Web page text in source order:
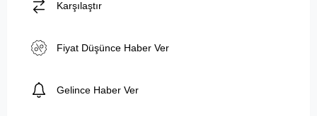
Karşılaştır
Fiyat Düşünce Haber Ver
Gelince Haber Ver